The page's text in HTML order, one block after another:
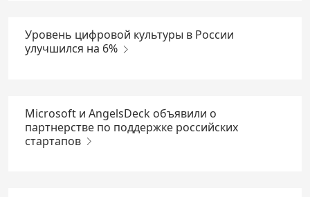
Уровень цифровой культуры в России
улучшился на 6%
Microsoft и AngelsDeck объявили о
партнерстве по поддержке российских
стартапов